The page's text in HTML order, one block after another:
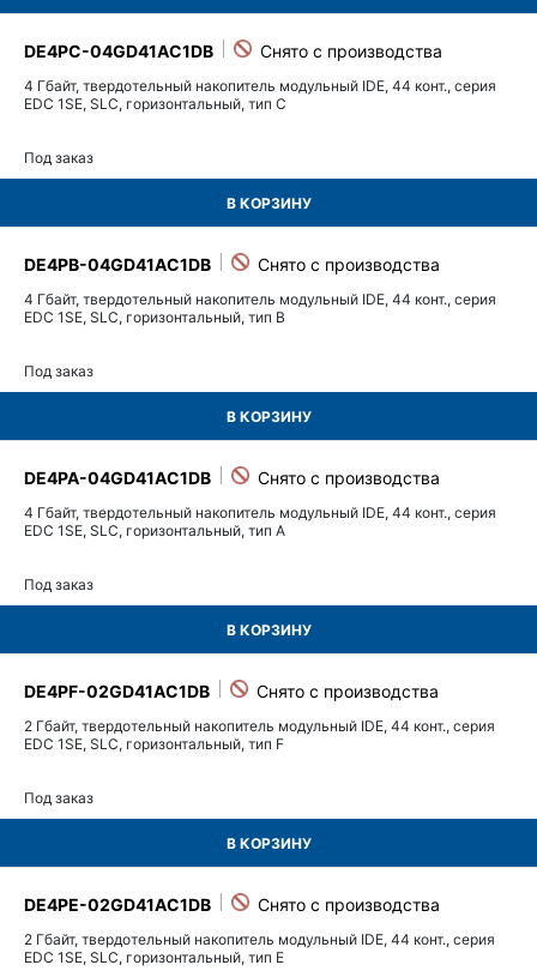
DE4PC-04GD41AC1DB
4 Гбайт, твердотельный накопитель модульный IDE, 44 конт., серия
EDC 1SE, SLC, горизонтальный, тип C
Под заказ
В КОРЗИНУ
DE4PB-04GD41AC1DB
4 Гбайт, твердотельный накопитель модульный IDE, 44 конт., серия
EDC 1SE, SLC, горизонтальный, тип B
Под заказ
В КОРЗИНУ
DE4PA-04GD41AC1DB
4 Гбайт, твердотельный накопитель модульный IDE, 44 конт., серия
EDC 1SE, SLC, горизонтальный, тип A
Под заказ
В КОРЗИНУ
DE4PF-02GD41AC1DB
2 Гбайт, твердотельный накопитель модульный IDE, 44 конт., серия
EDC 1SE, SLC, горизонтальный, тип F
Под заказ
В КОРЗИНУ
DE4PE-02GD41AC1DB
2 Гбайт, твердотельный накопитель модульный IDE, 44 конт., серия
EDC 1SE, SLC, горизонтальный, тип E